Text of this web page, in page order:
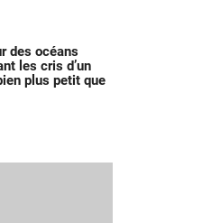
des océans
les cris d’un
plus petit que